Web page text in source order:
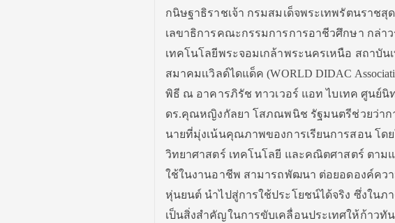
กนิษฐาธิราชเจ้า กรมสมเด็จพระเทพรัตนราช
เลขาธิการคณะกรรมการการอาชีวศึกษา กล่า
เทคโนโลยีพระจอมเกล้าพระนครเหนือ สถาบั
สมาคมเเวิลด์ไดแด็ค (WORLD DIDAC
พิธี ณ อาคารภิรัช ทาวเวอร์ แอท ไบเทค ศูนย์นิ
ดร.คุณหญิงกัลยา โสภณพนิช รัฐมนตรีช่วยว่าก
นายที่มุ่งเน้นคุณภาพของการเรียนการสอน โด
วิทยาศาสตร์ เทคโนโลยี และคณิตศาสตร์ ตามแ
ใช้ในงานอาชีพ สามารถพัฒนา ต่อยอดองค์คว
หุ่นยนต์ นำไปสู่การใช้ประโยชน์ได้จริง ซึ่งใน
เป็นสิ่งสำคัญในการขับเคลื่อนประเทศให้ก้าว